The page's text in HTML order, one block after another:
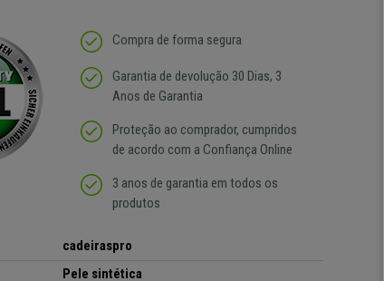
Compra de forma segura
Garantia de devolução 30 Dias, 3
Anos de Garantia
Proteção ao comprador, cumpridos
de acordo com a Confiança Online
3 anos de garantia em todos os
produtos
cadeiraspro
Pele sintética